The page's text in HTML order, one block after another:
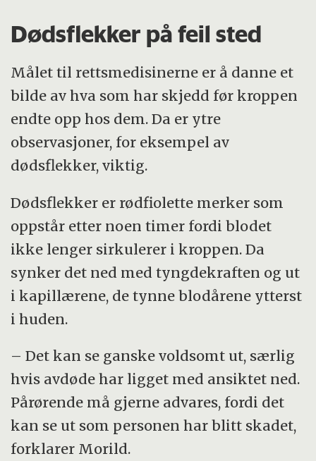
Dødsflekker på feil sted
Målet til rettsmedisinerne er å danne et
bilde av hva som har skjedd før kroppen
endte opp hos dem. Da er ytre
observasjoner, for eksempel av
dødsflekker, viktig.
Dødsflekker er rødfiolette merker som
oppstår etter noen timer fordi blodet
ikke lenger sirkulerer i kroppen. Da
synker det ned med tyngdekraften og ut
i kapillærene, de tynne blodårene ytterst
i huden.
– Det kan se ganske voldsomt ut, særlig
hvis avdøde har ligget med ansiktet ned.
Pårørende må gjerne advares, fordi det
kan se ut som personen har blitt skadet,
forklarer Morild.